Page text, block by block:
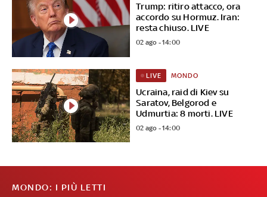
Trump: ritiro attacco, ora
accordo su Hormuz. Iran:
resta chiuso. LIVE
02 ago - 14:00
Ucraina, raid di Kiev su
Saratov, Belgorod e
Udmurtia: 8 morti. LIVE
LIVE MONDO
02 ago - 14:00
MONDO: I PIÙ LETTI